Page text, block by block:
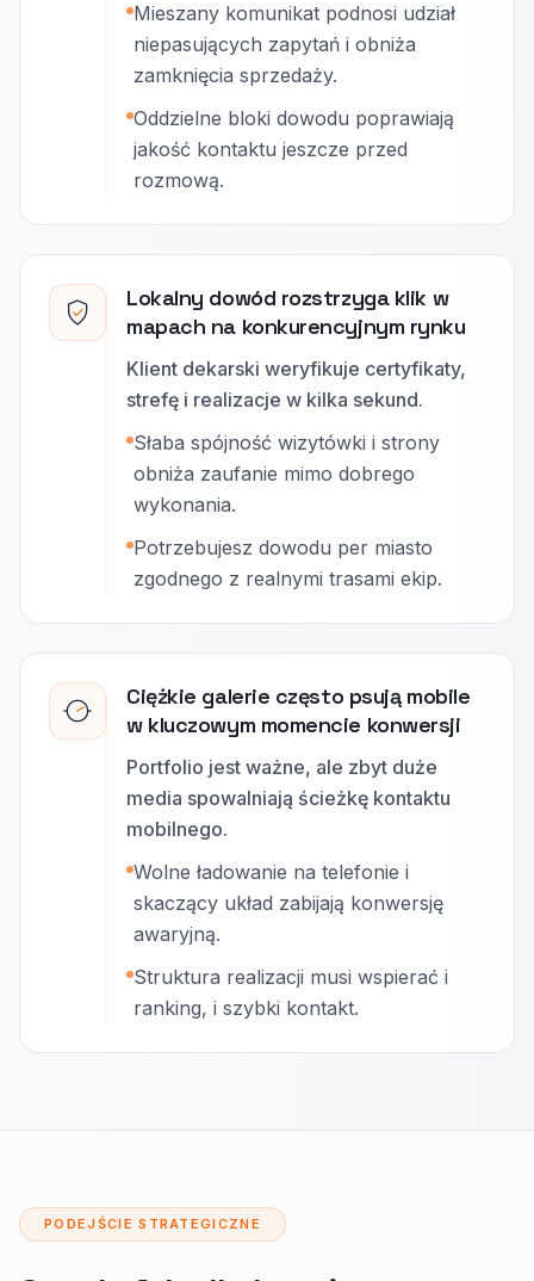
Mieszany komunikat podnosi udział
niepasujących zapytań i obniża
zamknięcia sprzedaży.
Oddzielne bloki dowodu poprawiają
jakość kontaktu jeszcze przed
rozmową.
Lokalny dowód rozstrzyga klik w
mapach na konkurencyjnym rynku
Klient dekarski weryfikuje certyfikaty,
strefę i realizacje w kilka sekund.
Słaba spójność wizytówki i strony
obniża zaufanie mimo dobrego
wykonania.
Potrzebujesz dowodu per miasto
zgodnego z realnymi trasami ekip.
Ciężkie galerie często psują mobile
w kluczowym momencie konwersji
Portfolio jest ważne, ale zbyt duże
media spowalniają ścieżkę kontaktu
mobilnego.
Wolne ładowanie na telefonie i
skaczący układ zabijają konwersję
awaryjną.
Struktura realizacji musi wspierać i
ranking, i szybki kontakt.
PODEJŚCIE STRATEGICZNE